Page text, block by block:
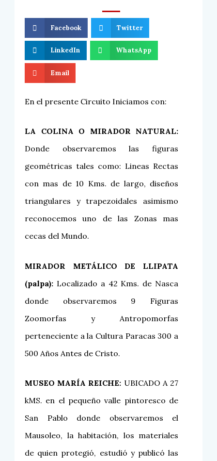
Facebook Twitter
LinkedIn WhatsApp
Email
En el presente Circuito Iniciamos con:
LA COLINA O MIRADOR NATURAL:
Donde observaremos las figuras
geométricas tales como: Lineas Rectas
con mas de 10 Kms. de largo, diseños
triangulares y trapezoidales asimismo
reconocemos uno de las Zonas mas
cecas del Mundo.
MIRADOR METÁLICO DE LLIPATA
(palpa): Localizado a 42 Kms. de Nasca
donde observaremos 9 Figuras
Zoomorfas y Antropomorfas
perteneciente a la Cultura Paracas 300 a
500 Años Antes de Cristo.
MUSEO MARÍA REICHE: UBICADO A 27
kMS. en el pequeño valle pintoresco de
San Pablo donde observaremos el
Mausoleo, la habitación, los materiales
de quien protegió, estudió y publicó las